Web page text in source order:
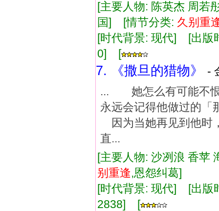
[主要人物: 陈英杰 周若
国] [情节分类: 久别 重
[时代背景: 现代] [出
0] [
7. 《撒旦的猎物》
-
... 她怎么有可能不
永远会记得他做过的
因为当她再见到
直...
[主要人物: 沙冽浪 香
别 重逢,恩怨纠葛]
[时代背景: 现代] [出
2838] [